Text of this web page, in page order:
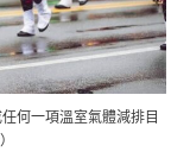
何一項溫室氣體減排目